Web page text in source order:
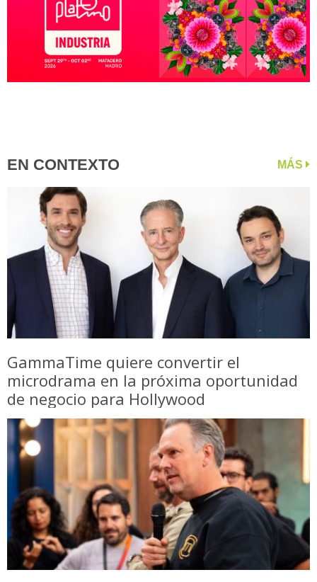
EN CONTEXTO MÁS
GammaTime quiere convertir el
microdrama en la próxima oportunidad
de negocio para Hollywood